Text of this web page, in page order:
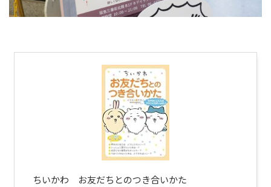
ちいかわ お友だちとのつき合いかた